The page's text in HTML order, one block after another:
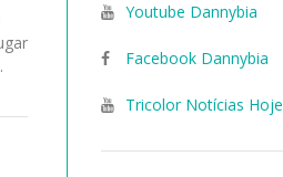
Youtube Dannybia
Facebook Dannybia
Tricolor Notícias Hoje